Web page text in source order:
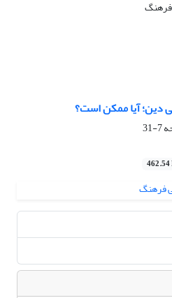
دین؛ آیا ممکن است؟
7-31